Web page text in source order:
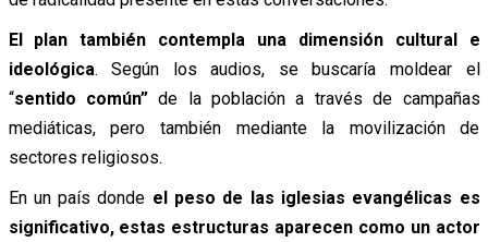
El plan también contempla una dimensión cultural e
ideológica. Según los audios, se buscaría moldear el
“sentido común”de la población a través de campañas
mediáticas, pero también mediante la movilización de
sectores religiosos.
En un país donde el peso de las iglesias evangélicas es
significativo, estas estructuras aparecen como un actor